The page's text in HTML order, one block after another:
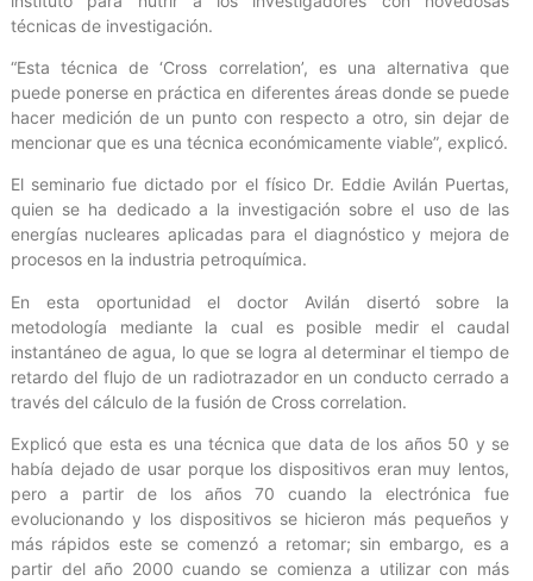
técnicas de investigación.
“Esta técnica de ‘Cross correlation’, es una alternativa que
puede ponerse en práctica en diferentes áreas donde se puede
hacer medición de un punto con respecto a otro, sin dejar de
mencionar que es una técnica económicamente viable”, explicó.
El seminario fue dictado por el físico Dr. Eddie Avilán Puertas,
quien se ha dedicado a la investigación sobre el uso de las
energías nucleares aplicadas para el diagnóstico y mejora de
procesos en la industria petroquímica.
En esta oportunidad el doctor Avilán disertó sobre la
metodología mediante la cual es posible medir el caudal
instantáneo de agua, lo que se logra al determinar el tiempo de
retardo del flujo de un radiotrazador en un conducto cerrado a
través del cálculo de la fusión de Cross correlation.
Explicó que esta es una técnica que data de los años 50 y se
había dejado de usar porque los dispositivos eran muy lentos,
pero a partir de los años 70 cuando la electrónica fue
evolucionando y los dispositivos se hicieron más pequeños y
más rápidos este se comenzó a retomar; sin embargo, es a
partir del año 2000 cuando se comienza a utilizar con más